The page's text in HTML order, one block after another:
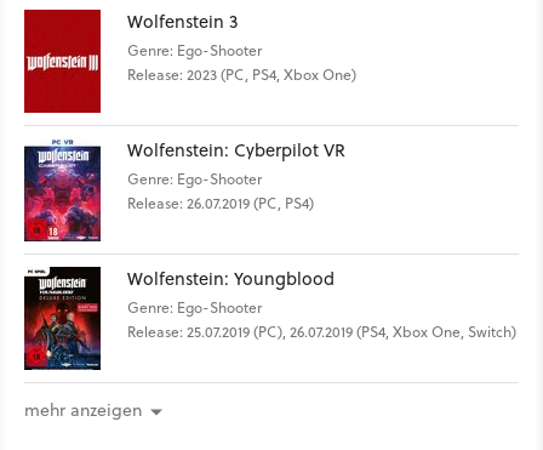
Wolfenstein 3
Genre: Ego-Shooter
Release: 2023 (PC, PS4, Xbox One)
Wolfenstein: Cyberpilot VR
Genre: Ego-Shooter
Release: 26.07.2019 (PC, PS4)
Wolfenstein: Youngblood
Genre: Ego-Shooter
Release: 25.07.2019 (PC), 26.07.2019 (PS4, Xbox One, Switch)
mehr anzeigen